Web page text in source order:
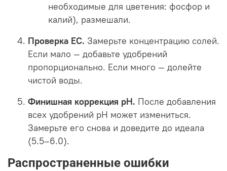
необходимые для цветения: фосфор и
калий), размешали.
Проверка EC. Замерьте концентрацию солей.
Если мало — добавьте удобрений
пропорционально. Если много — долейте
чистой воды.
Финишная коррекция pH. После добавления
всех удобрений pH может измениться.
Замерьте его снова и доведите до идеала
(5.5–6.0).
Распространенные ошибки